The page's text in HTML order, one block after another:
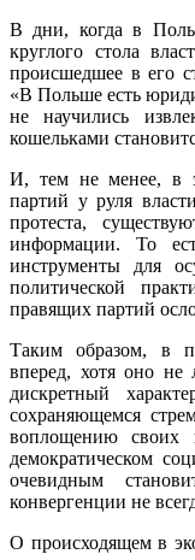
В дни, когда в
круглого стола
происшедшее в его
«В Польше есть
не научились
кошельками
И, тем не менее, в
партий у руля
протеста,
информации. То
инструменты для
политической
правящих партий
Таким образом, в
вперед, хотя оно не
дискретный
сохраняющемся
воплощению своих
демократическом
очевидным
конвергенции не
О происходящем в